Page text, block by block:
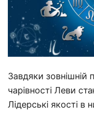
Завдяки зовнішній
чарівності Леви
Лідерські якості в